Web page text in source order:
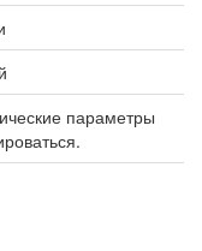
параметры